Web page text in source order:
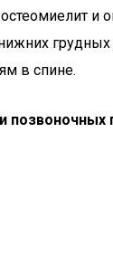
и
в спине.
позвоночных